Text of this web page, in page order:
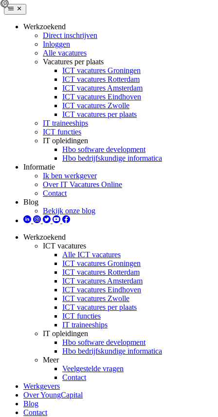
Werkzoekend
Direct inschrijven
Inloggen
Alle vacatures
Vacatures per plaats
ICT vacatures Groningen
ICT vacatures Rotterdam
ICT vacatures Amsterdam
ICT vacatures Eindhoven
ICT vacatures Zwolle
ICT vacatures per plaats
IT traineeships
ICT functies
IT opleidingen
Hbo software development
Hbo bedrijfskundige informatica
Informatie
Ik ben werkgever
Over IT Vacatures Online
Contact
Blog
Bekijk onze blog
Werkzoekend
ICT vacatures
Alle ICT vacatures
ICT vacatures Groningen
ICT vacatures Rotterdam
ICT vacatures Amsterdam
ICT vacatures Eindhoven
ICT vacatures Zwolle
ICT vacatures per plaats
ICT functies
IT traineeships
IT opleidingen
Hbo software development
Hbo bedrijfskundige informatica
Meer
Veelgestelde vragen
Contact
Werkgevers
Over YoungCapital
Blog
Contact